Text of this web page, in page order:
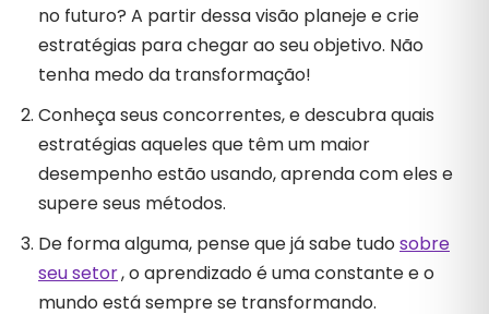
no futuro? A partir dessa visão planeje e crie
estratégias para chegar ao seu objetivo. Não
tenha medo da transformação!
Conheça seus concorrentes, e descubra quais
estratégias aqueles que têm um maior
desempenho estão usando, aprenda com eles e
supere seus métodos.
De forma alguma, pense que já sabe tudosobre
seu setor, o aprendizado é uma constante e o
mundo está sempre se transformando.